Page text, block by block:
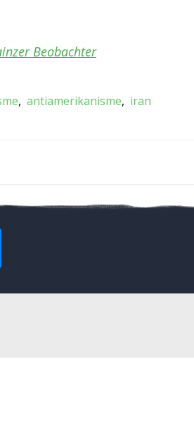
Beobachter
antiamerikanisme iran